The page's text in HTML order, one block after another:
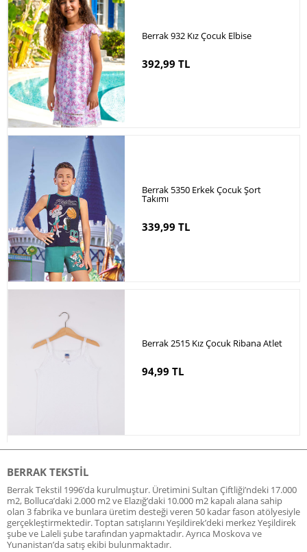
Berrak 932 Kız Çocuk Elbise
392,99 TL
Berrak 5350 Erkek Çocuk Şort
Takımı
339,99 TL
Berrak 2515 Kız Çocuk Ribana Atlet
94,99 TL
BERRAK TEKSTIL
Berrak Tekstil 1996’da kurulmuştur. Üretimini Sultan Çiftliği’ndeki 17.000
m2, Bolluca’daki 2.000 m2 ve Elazığ’daki 10.000 m2 kapalı alana sahip
olan 3 fabrika ve bunlara üretim desteği veren 50 kadar fason atölyesiyle
gerçekleştirmektedir. Toptan satışlarını Yeşildirek’deki merkez Yeşildirek
şube ve Laleli şube tarafından yapmaktadır. Ayrıca Moskova ve
Yunanistan’da satış ekibi bulunmaktadır.